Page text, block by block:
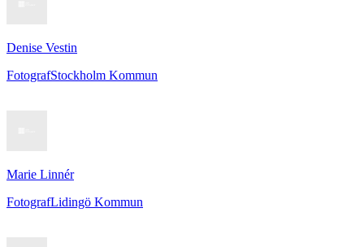
Denise Vestin
FotografStockholm Kommun
Marie Linnér
FotografLidingö Kommun